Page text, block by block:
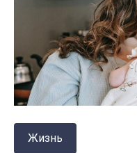
Жизнь